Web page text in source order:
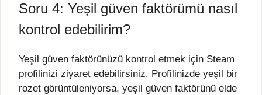
Soru 4: Yeşil güven faktörümü nasıl
kontrol edebilirim?
Yeşil güven faktörünüzü kontrol etmek için Steam
profilinizi ziyaret edebilirsiniz. Profilinizde yeşil bir
rozet görüntüleniyorsa, yeşil güven faktörünü elde